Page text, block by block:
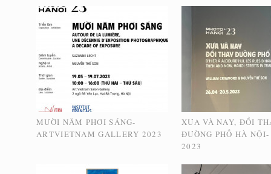
MƯỜI NĂM PHƠI SÁNG-
ARTVIETNAM GALLERY 2023
XƯA VÀ NAY, ĐỔI
ĐƯỜNG PHỐ HÀ
2023